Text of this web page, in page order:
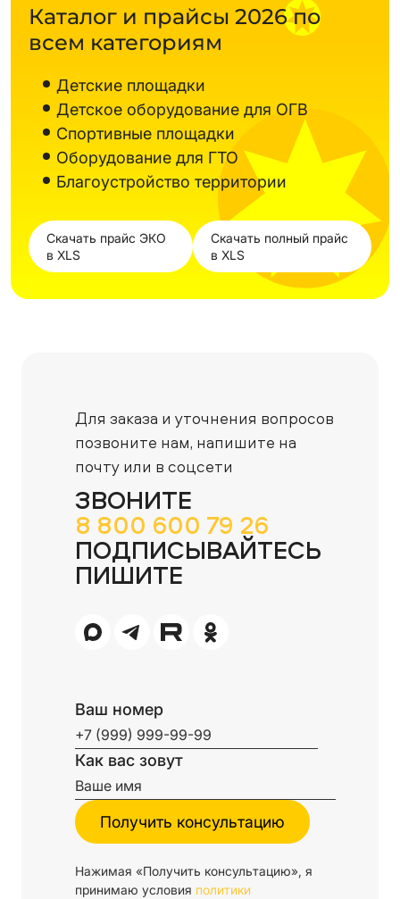
Каталог и прайсы 2026 по
всем категориям
Детские площадки
Детское оборудование для ОГВ
Спортивные площадки
Оборудование для ГТО
Благоустройство территории
Скачать прайс ЭКО
в XLS
Скачать полный прайс
в XLS
Для заказа и уточнения вопросов
позвоните нам, напишите на
почту или в соцсети
ЗВОНИТЕ
8 800 600 79 26
ПОДПИСЫВАЙТЕСЬ
ПИШИТЕ
Ваш номер
Как вас зовут
Нажимая «Получить консультацию», я
принимаю условия политики